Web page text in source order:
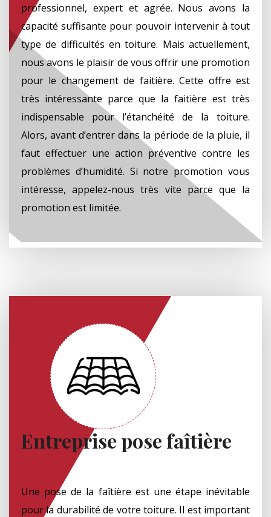
professionnel, expert et agrée. Nous avons la
capacité suffisante pour pouvoir intervenir à tout
type de difficultés en toiture. Mais actuellement,
nous avons le plaisir de vous offrir une promotion
pour le changement de faitière. Cette offre est
très intéressante parce que la faitière est très
indispensable pour l’étanchéité de la toiture.
Alors, avant d’entrer dans la période de la pluie, il
faut effectuer une action préventive contre les
problèmes d’humidité. Si notre promotion vous
intéresse, appelez-nous très vite parce que la
promotion est limitée.
Entreprise pose faîtière
Une pose de la faîtière est une étape inévitable
pour la durabilité de votre toiture. Il est important